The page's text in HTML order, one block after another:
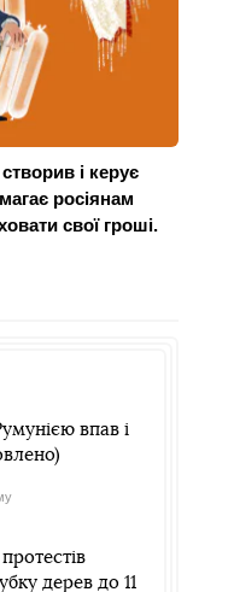
і керує
росіянам
свої гроші.
впав і
дерев до 11